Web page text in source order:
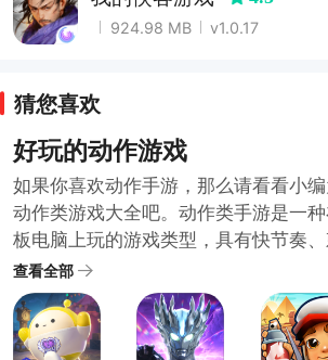
924.98 MB v1.0.17
猜您喜欢
好玩的动作游戏
如果你喜欢动作手游，那么请看看小
动作类游戏大全吧。动作类手游是一
板电脑上玩的游戏类型，具有快节奏
元素的特点，玩家通常可以控制一个角
跃、攀爬、操控车辆等操作，通过完
得胜利，这些游戏通常具有华丽的画
果，同时还可以与其他玩家进行竞技
查看全部